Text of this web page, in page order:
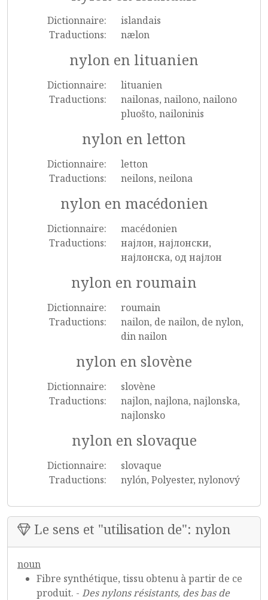
Dictionnaire:
islandais
Traductions:
nælon
nylon en lituanien
Dictionnaire:
lituanien
Traductions:
nailonas, nailono, nailono
pluošto, nailoninis
nylon en letton
Dictionnaire:
letton
Traductions:
neilons, neilona
nylon en macédonien
Dictionnaire:
macédonien
Traductions:
најлон, најлонски,
најлонска, од најлон
nylon en roumain
Dictionnaire:
roumain
Traductions:
nailon, de nailon, de nylon,
din nailon
nylon en slovène
Dictionnaire:
slovène
Traductions:
najlon, najlona, najlonska,
najlonsko
nylon en slovaque
Dictionnaire:
slovaque
Traductions:
nylón, Polyester, nylonový
Le sens et "utilisation de": nylon
noun
Fibre synthétique, tissu obtenu à partir de ce
produit. - Des nylons résistants, des bas de